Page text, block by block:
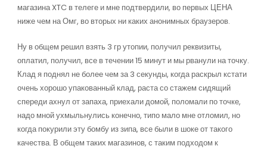
магазина XTC в телеге и мне подтвердили, во первых ЦЕНА
ниже чем на Омг, во вторых ни каких анонимных браузеров.
Ну в общем решил взять 3 гр утопии, получил реквизиты,
оплатил, получил, все в течении 15 минут и мы рванули на точку.
Клад я поднял не более чем за 3 секунды, когда раскрыл кстати
очень хорошо упакованный клад, раста со стажем сидящий
спереди ахнул от запаха, приехали домой, поломали по точке,
надо мной ухмыльнулись конечно, типо мало мне отломил, но
когда покурили эту бомбу из зипа, все были в шоке от такого
качества. В общем таких магазинов, с таким подходом к